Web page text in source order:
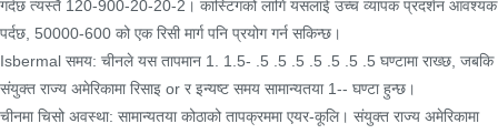
गर्दछ त्यस्तै 120-900-20-20-2। कास्टिंगको लागि यसलाई उच्च व्यापक प्रदर्शन आवश्यक
पर्दछ, 50000-600 को एक रिसी मार्ग पनि प्रयोग गर्न सकिन्छ।
Isbermal समय: चीनले यस तापमान 1. 1.5- .5 .5 .5 .5 .5 .5 .5 घण्टामा राख्छ, जबकि
संयुक्त राज्य अमेरिकामा रिसाइ or र इन्यष्ट समय सामान्यतया 1-- घण्टा हुन्छ।
चीनमा चिसो अवस्था: सामान्यतया कोठाको तापक्रममा एयर-कूलि। संयुक्त राज्य अमेरिकामा